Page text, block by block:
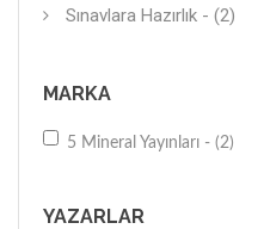
Sınavlara Hazırlık - (2)
MARKA
5 Mineral Yayınları - (2)
YAZARLAR